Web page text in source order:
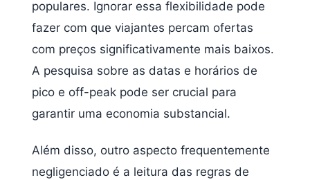
populares. Ignorar essa flexibilidade pode
fazer com que viajantes percam ofertas
com preços significativamente mais baixos.
A pesquisa sobre as datas e horários de
pico e off-peak pode ser crucial para
garantir uma economia substancial.
Além disso, outro aspecto frequentemente
negligenciado é a leitura das regras de